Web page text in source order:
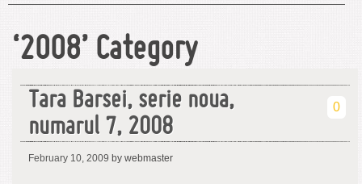
‘2008’ Category
Tara Barsei, serie noua,
numarul 7, 2008
0
February 10, 2009 by webmaster